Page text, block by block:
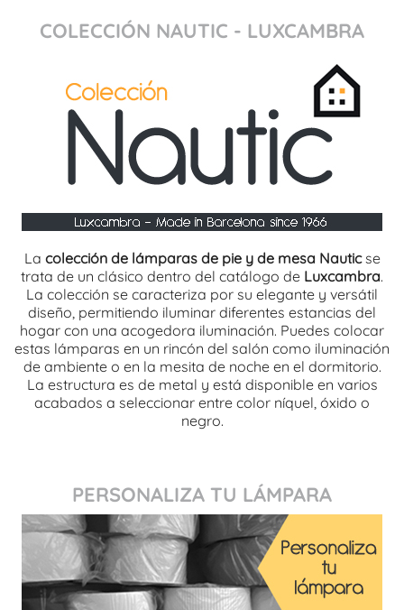
COLECCIÓN NAUTIC - LUXCAMBRA
La colección de lámparas de pie y de mesa Nauticse
trata de un clásico dentro del catálogo de Luxcambra.
La colección se caracteriza por su elegante y versátil
diseño, permitiendo iluminar diferentes estancias del
hogar con una acogedora iluminación. Puedes colocar
estas lámparas en un rincón del salón como iluminación
de ambiente o en la mesita de noche en el dormitorio.
La estructura es de metal y está disponible en varios
acabados a seleccionar entre color níquel, óxido o
negro.
PERSONALIZA TU LÁMPARA